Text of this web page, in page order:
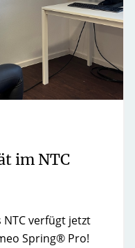
im NTC
verfügt jetzt
Spring® Pro!